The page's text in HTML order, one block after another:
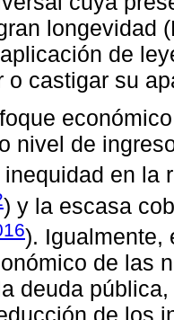
longevidad
de
o castigar su
nivel de
en la
) y la escasa
). Igualmente,
de las
deuda